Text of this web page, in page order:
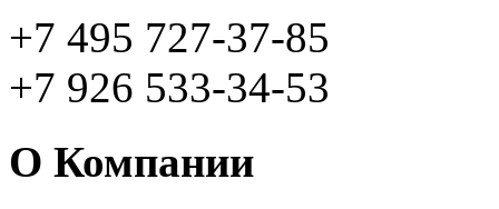
+7 495 727-37-85
+7 926 533-34-53
О Компании